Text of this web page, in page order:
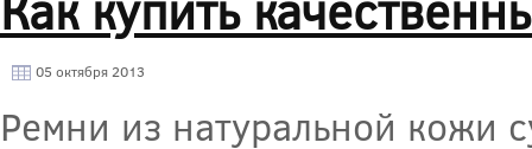
05 октября 2013
Ремни из натуральной кожи